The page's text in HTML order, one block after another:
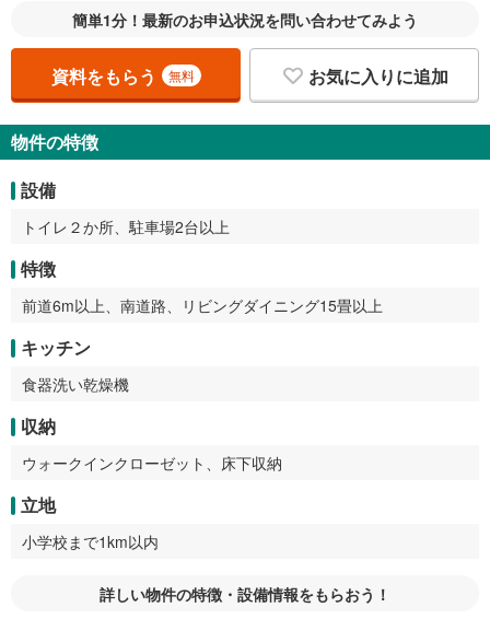
簡単1分！最新のお申込状況を問い合わせてみよう
資料をもらう 無料 お気に入りに追加
物件の特徴
設備
トイレ２か所、駐車場2台以上
特徴
前道6m以上、南道路、リビングダイニング15畳以上
キッチン
食器洗い乾燥機
収納
ウォークインクローゼット、床下収納
立地
小学校まで1km以内
詳しい物件の特徴・設備情報をもらおう！